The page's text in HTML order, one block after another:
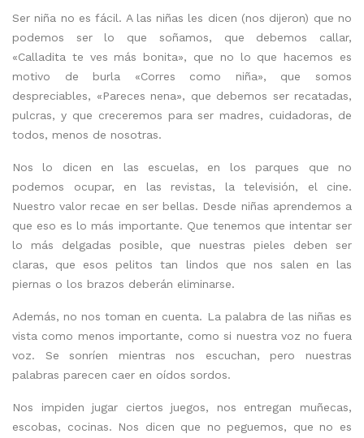
Ser niña no es fácil. A las niñas les dicen (nos dijeron) que no
podemos ser lo que soñamos, que debemos callar,
«Calladita te ves más bonita», que no lo que hacemos es
motivo de burla «Corres como niña», que somos
despreciables, «Pareces nena», que debemos ser recatadas,
pulcras, y que creceremos para ser madres, cuidadoras, de
todos, menos de nosotras.
Nos lo dicen en las escuelas, en los parques que no
podemos ocupar, en las revistas, la televisión, el cine.
Nuestro valor recae en ser bellas. Desde niñas aprendemos a
que eso es lo más importante. Que tenemos que intentar ser
lo más delgadas posible, que nuestras pieles deben ser
claras, que esos pelitos tan lindos que nos salen en las
piernas o los brazos deberán eliminarse.
Además, no nos toman en cuenta. La palabra de las niñas es
vista como menos importante, como si nuestra voz no fuera
voz. Se sonríen mientras nos escuchan, pero nuestras
palabras parecen caer en oídos sordos.
Nos impiden jugar ciertos juegos, nos entregan muñecas,
escobas, cocinas. Nos dicen que no peguemos, que no es